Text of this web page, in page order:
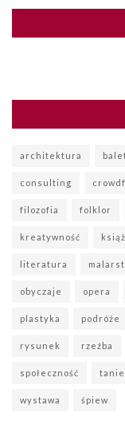
architektura
consulting
filozofia folklor
kreatywność
literatura
obyczaje opera
plastyka podróże
rysunek rzeźba
społeczność
wystawa śpiew